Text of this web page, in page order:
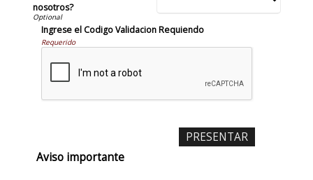
nosotros?
Ingrese el Codigo Validacion Requiendo
Requerido
Aviso importante